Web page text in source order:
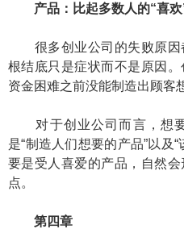
产品：比起多数人的“喜欢
很多创业公司的失败原因
根结底只是症状而不是原因
资金困难之前没能制造出顾客
对于创业公司而言，想要
是“制造人们想要的产品”以及
要是受人喜爱的产品，自然
点。
第四章